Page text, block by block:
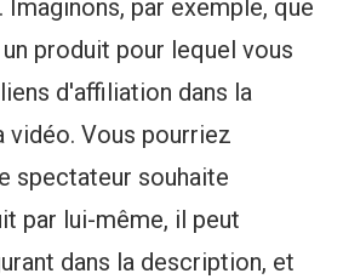
Imaginons, par exemple, que
produit pour lequel vous
d'affiliation dans la
vidéo. Vous pourriez
spectateur souhaite
par lui-même, il peut
dans la description, et